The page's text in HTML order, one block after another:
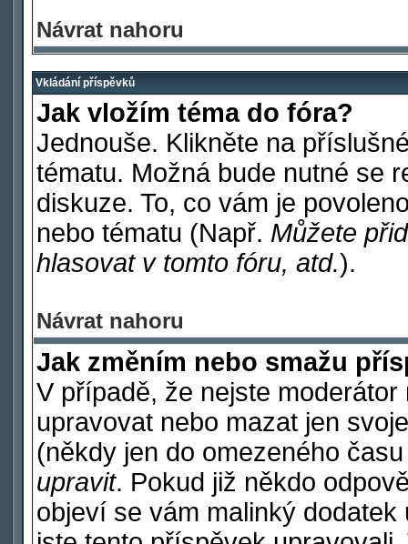
Návrat nahoru
Vkládání příspěvků
Jak vložím téma do fóra?
Jednouše. Klikněte na
tématu. Možná bude nutné se
diskuze. To, co vám je
nebo tématu (Např. Můžete
hlasovat v tomto fóru, atd.).
Návrat nahoru
Jak změním nebo smažu
V případě, že nejste
upravovat nebo mazat jen
(někdy jen do omezeného
upravit. Pokud již někdo
objeví se vám malinký